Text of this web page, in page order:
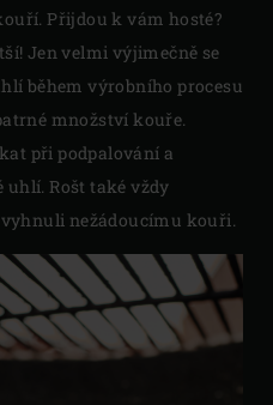
Přijdou k vám hosté?
Jen velmi výjimečně se
během výrobního procesu
množství kouře.
při podpalování a
Rošt také vždy
nežádoucímu kouři.